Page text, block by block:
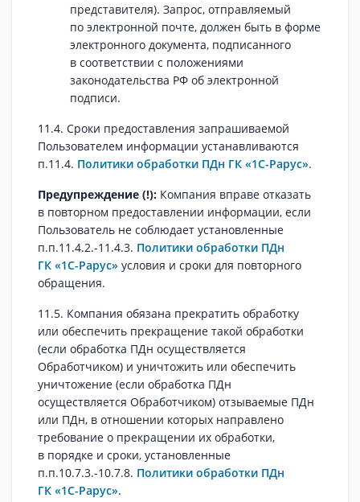
представителя). Запрос, отправляемый
по электронной почте, должен быть в форме
электронного документа, подписанного
в соответствии с положениями
законодательства РФ об электронной
подписи.
11.4. Сроки предоставления запрашиваемой
Пользователем информации устанавливаются
п.11.4. Политики обработки ПДн ГК «1С-Рарус».
Предупреждение (!): Компания вправе отказать
в повторном предоставлении информации, если
Пользователь не соблюдает установленные
п.п.11.4.2.-11.4.3. Политики обработки ПДн
ГК «1С-Рарус» условия и сроки для повторного
обращения.
11.5. Компания обязана прекратить обработку
или обеспечить прекращение такой обработки
(если обработка ПДн осуществляется
Обработчиком) и уничтожить или обеспечить
уничтожение (если обработка ПДн
осуществляется Обработчиком) отзываемые ПДн
или ПДн, в отношении которых направлено
требование о прекращении их обработки,
в порядке и сроки, установленные
п.п.10.7.3.-10.7.8. Политики обработки ПДн
ГК «1С-Рарус».